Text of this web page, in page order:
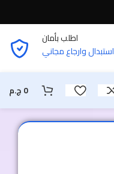
اطلب بأمان
استبدال وارجاع مجاني
0 ج.م